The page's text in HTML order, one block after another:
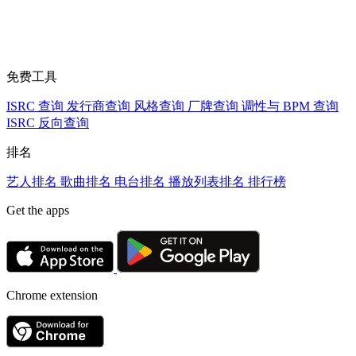
免费工具
ISRC 查询 发行商查询 风格查询 厂牌查询 调性与 BPM 查询
ISRC 反向查询
排名
艺人排名 歌曲排名 电台排名 播放列表排名 排行榜
Get the apps
Chrome extension